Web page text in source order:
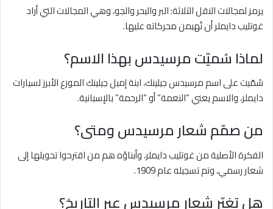
يرمز لمجالات النقل الثلاثة: البر والبحر والجو، وهي المجالات التي أراد
غوتليب دايملر أن تُهيمن محركاته عليها.
لماذا سُميّت مرسيدس بهذا الاسم؟
سُمّيت على اسم مرسيدس جيلينك، ابنة إميل جيلينك الموزع الأبرز لسيارات
دايملر، والاسم يعني “النعمة” أو “الرحمة” بالإسبانية.
من صمّم شعار مرسيدس ومتى؟
الفكرة الأصلية من غوتليب دايملر، وأبناؤه هم من اقترحوا تحويلها إلى
شعار رسمي، وتم تسجيله عام 1909.
هل تغيّر شعار مرسيدس عبر التاريخ؟